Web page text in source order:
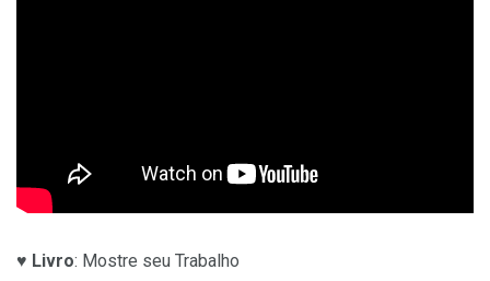
♥ Livro: Mostre seu Trabalho